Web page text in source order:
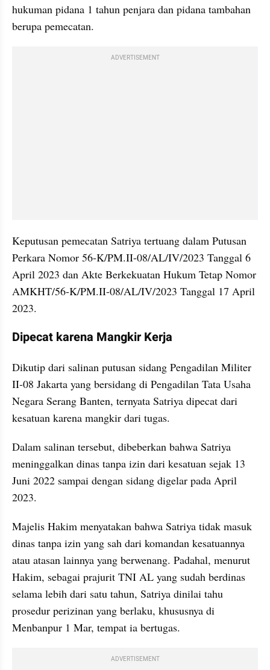
hukuman pidana 1 tahun penjara dan pidana tambahan
berupa pemecatan.
ADVERTISEMENT
Keputusan pemecatan Satriya tertuang dalam Putusan
Perkara Nomor 56-K/PM.II-08/AL/IV/2023 Tanggal 6
April 2023 dan Akte Berkekuatan Hukum Tetap Nomor
AMKHT/56-K/PM.II-08/AL/IV/2023 Tanggal 17 April
2023.
Dipecat karena Mangkir Kerja
Dikutip dari salinan putusan sidang Pengadilan Militer
II-08 Jakarta yang bersidang di Pengadilan Tata Usaha
Negara Serang Banten, ternyata Satriya dipecat dari
kesatuan karena mangkir dari tugas.
Dalam salinan tersebut, dibeberkan bahwa Satriya
meninggalkan dinas tanpa izin dari kesatuan sejak 13
Juni 2022 sampai dengan sidang digelar pada April
2023.
Majelis Hakim menyatakan bahwa Satriya tidak masuk
dinas tanpa izin yang sah dari komandan kesatuannya
atau atasan lainnya yang berwenang. Padahal, menurut
Hakim, sebagai prajurit TNI AL yang sudah berdinas
selama lebih dari satu tahun, Satriya dinilai tahu
prosedur perizinan yang berlaku, khususnya di
Menbanpur 1 Mar, tempat ia bertugas.
ADVERTISEMENT